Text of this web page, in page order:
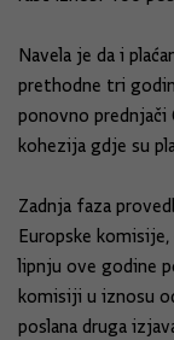
Navela je da i
prethodne tri
ponovno
kohezija gdje su
Zadnja faza
Europske
lipnju ove godine
komisiji u iznosu
poslana druga